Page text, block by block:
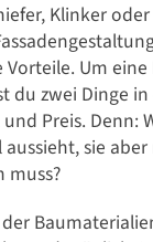
Klinker
Um eine
du zwei Dinge in
Preis. Denn:
sie
muss?